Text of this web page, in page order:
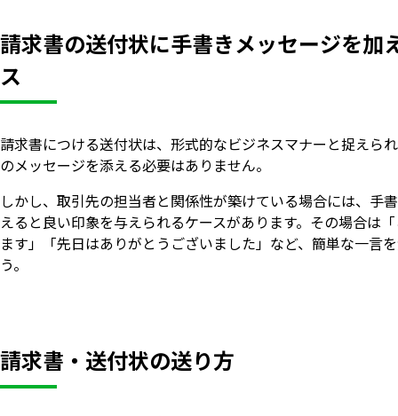
請求書の送付状に手書きメッセージを加
ス
請求書につける送付状は、形式的なビジネスマナーと捉えら
のメッセージを添える必要はありません。
しかし、取引先の担当者と関係性が築けている場合には、手
えると良い印象を与えられるケースがあります。その場合は
ます」「先日はありがとうございました」など、簡単な一言
う。
請求書・送付状の送り方